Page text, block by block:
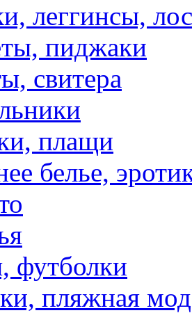
леггинсы,
пиджаки
свитера
плащи
белье,
футболки
пляжная